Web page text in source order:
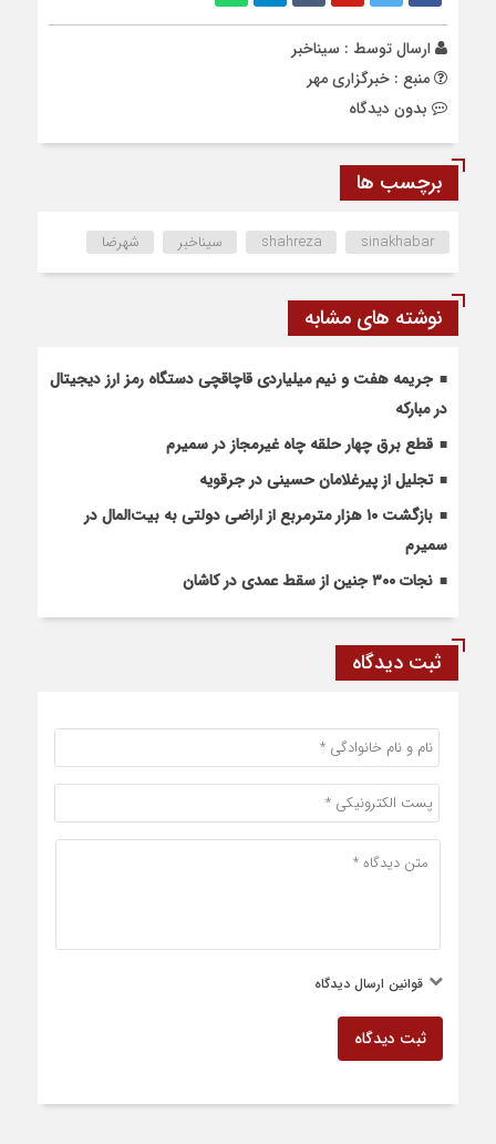
ارسال توسط : سیناخبر
منبع : خبرگزاری مهر
بدون دیدگاه
برچسب ها
shahreza sinakhabar سیناخبر شهرضا
نوشته های مشابه
جریمه هفت و نیم میلیاردی قاچاقچی دستگاه رمز ارز دیجیتال
در مبارکه
قطع برق چهار حلقه چاه غیرمجاز در سمیرم
تجلیل از پیرغلامان حسینی در جرقویه
بازگشت ۱۰ هزار مترمربع از اراضی دولتی به بیت‌المال در
سمیرم
نجات ۳۰۰ جنین از سقط عمدی در کاشان
ثبت دیدگاه
قوانین ارسال دیدگاه
ثبت دیدگاه